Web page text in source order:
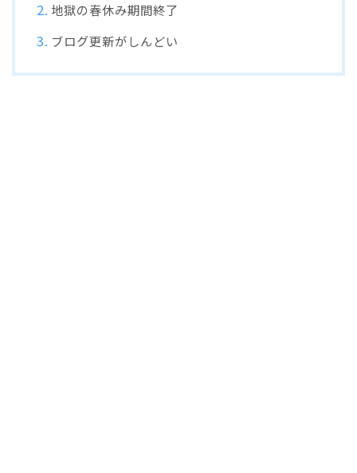
地獄の春休み期間終了
ブログ更新がしんどい